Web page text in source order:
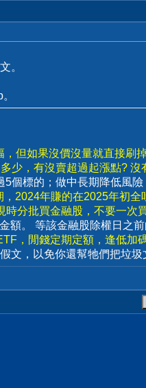
。
但如果沒價沒量就直接刷
少，有沒賣超過起漲點?
個標的；做中長期降低風險
2024年賺的在2025年初全
時分批買金融股，不要一次
額。 等該金融股除權日之
，閒錢定期定額，逢低加
文，以免你還幫牠們把垃